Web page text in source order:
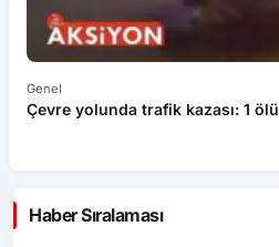
Genel
Çevre yolunda trafik kazası: 1 ölü
Haber Sıralaması